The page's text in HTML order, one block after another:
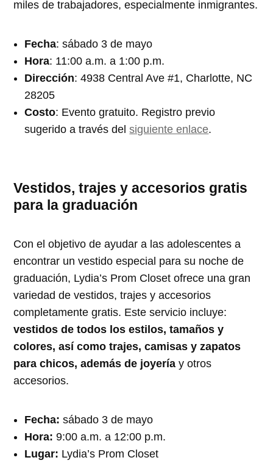
miles de trabajadores, especialmente inmigrantes.
Fecha: sábado 3 de mayo
Hora: 11:00 a.m. a 1:00 p.m.
Dirección: 4938 Central Ave #1, Charlotte, NC
28205
Costo: Evento gratuito. Registro previo
sugerido a través delsiguiente enlace.
Vestidos, trajes y accesorios gratis
para la graduación
Con el objetivo de ayudar a las adolescentes a
encontrar un vestido especial para su noche de
graduación, Lydia’s Prom Closet ofrece una gran
variedad de vestidos, trajes y accesorios
completamente gratis. Este servicio incluye:
vestidos de todos los estilos, tamaños y
colores, así como trajes, camisas y zapatos
para chicos, además de joyería y otros
accesorios.
Fecha:sábado 3 de mayo
Hora:9:00 a.m. a 12:00 p.m.
Lugar: Lydia’s Prom Closet